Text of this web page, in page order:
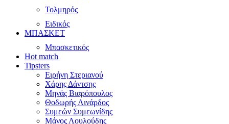
Τολμηρός
Ειδικός
ΜΠΑΣΚΕΤ
Μπασκετικός
Hot match
Tipsters
Ειρήνη Στεριανού
Χάρης Δάντσης
Μηνάς Βιαρόπουλος
Θοδωρής Λινάρδος
Συμεών Συμεωνίδης
Μάνος Λουλούδης